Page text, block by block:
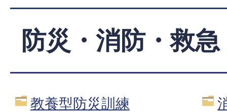
防災・消防・救急
教養型防災訓練